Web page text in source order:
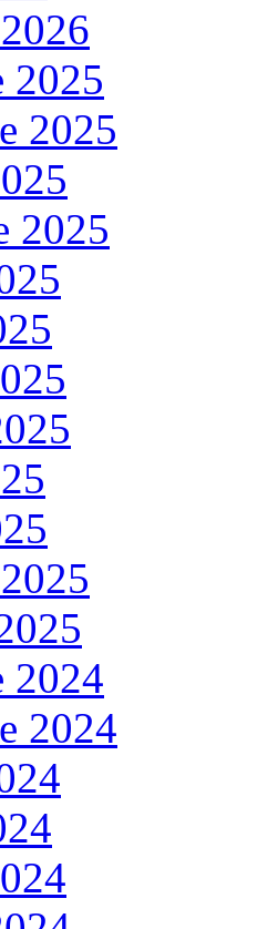
2025
2025
2025
2024
2024